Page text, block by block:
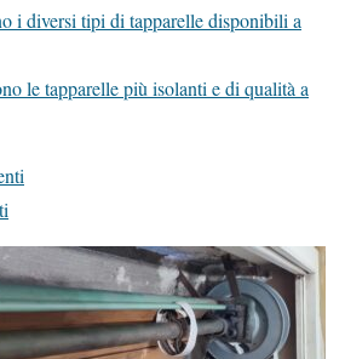
i diversi tipi di tapparelle disponibili a
le tapparelle più isolanti e di qualità a